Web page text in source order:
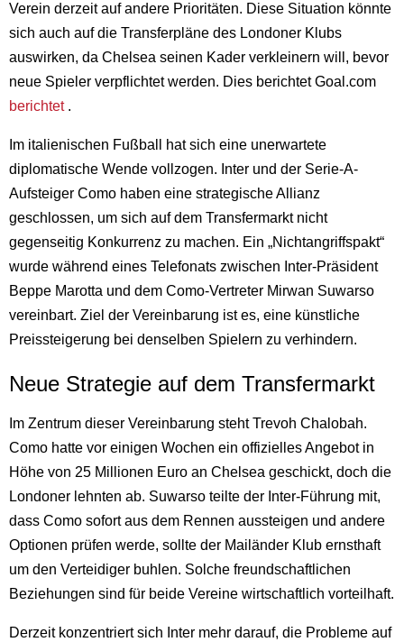
Verein derzeit auf andere Prioritäten. Diese Situation könnte
sich auch auf die Transferpläne des Londoner Klubs
auswirken, da Chelsea seinen Kader verkleinern will, bevor
neue Spieler verpflichtet werden. Dies berichtet Goal.com
berichtet.
Im italienischen Fußball hat sich eine unerwartete
diplomatische Wende vollzogen. Inter und der Serie-A-
Aufsteiger Como haben eine strategische Allianz
geschlossen, um sich auf dem Transfermarkt nicht
gegenseitig Konkurrenz zu machen. Ein „Nichtangriffspakt“
wurde während eines Telefonats zwischen Inter-Präsident
Beppe Marotta und dem Como-Vertreter Mirwan Suwarso
vereinbart. Ziel der Vereinbarung ist es, eine künstliche
Preissteigerung bei denselben Spielern zu verhindern.
Neue Strategie auf dem Transfermarkt
Im Zentrum dieser Vereinbarung steht Trevoh Chalobah.
Como hatte vor einigen Wochen ein offizielles Angebot in
Höhe von 25 Millionen Euro an Chelsea geschickt, doch die
Londoner lehnten ab. Suwarso teilte der Inter-Führung mit,
dass Como sofort aus dem Rennen aussteigen und andere
Optionen prüfen werde, sollte der Mailänder Klub ernsthaft
um den Verteidiger buhlen. Solche freundschaftlichen
Beziehungen sind für beide Vereine wirtschaftlich vorteilhaft.
Derzeit konzentriert sich Inter mehr darauf, die Probleme auf